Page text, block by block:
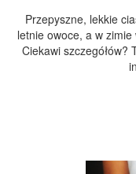
Przepyszne, lekkie
letnie owoce, a w
Ciekawi szczegółów?